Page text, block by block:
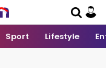
Sport Lifestyle